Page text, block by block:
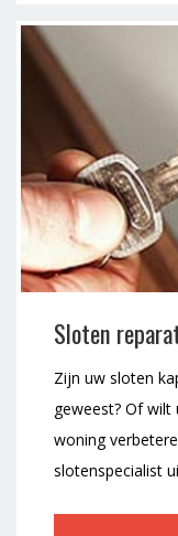
Sloten
Zijn uw sloten
geweest? Of wilt
woning
slotenspecialist